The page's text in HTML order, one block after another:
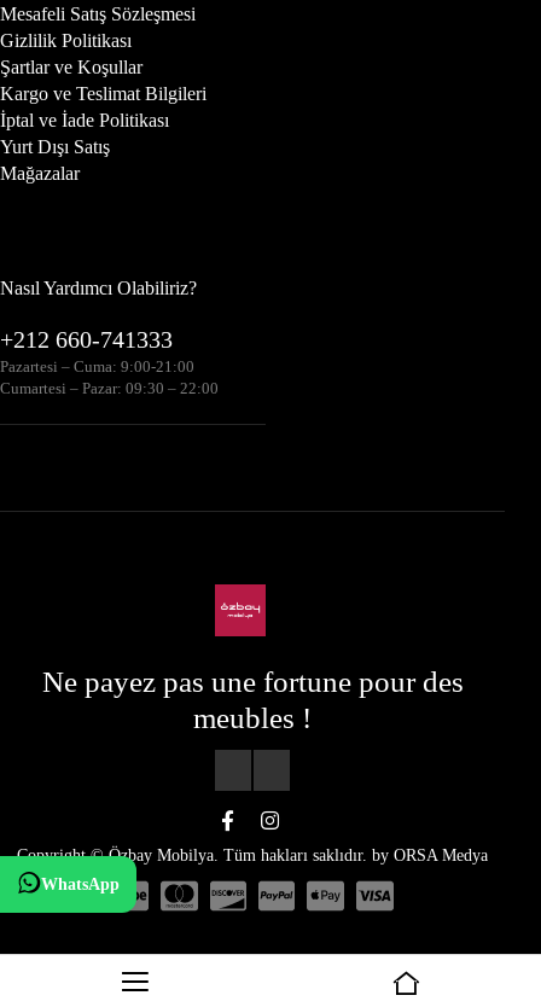
Mesafeli Satış Sözleşmesi
Gizlilik Politikası
Şartlar ve Koşullar
Kargo ve Teslimat Bilgileri
İptal ve İade Politikası
Yurt Dışı Satış
Mağazalar
Nasıl Yardımcı Olabiliriz?
+212 660-741333
Pazartesi – Cuma: 9:00-21:00
Cumartesi – Pazar: 09:30 – 22:00
Ne payez pas une fortune pour des
meubles !
Copyright © Özbay Mobilya. Tüm hakları saklıdır. by ORSA Medya
WhatsApp